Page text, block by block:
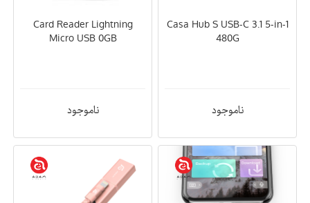
Casa Hub S USB-C 3.1 5-in-1
480G
ناموجود
Card Reader Lightning
Micro USB 0GB
ناموجود